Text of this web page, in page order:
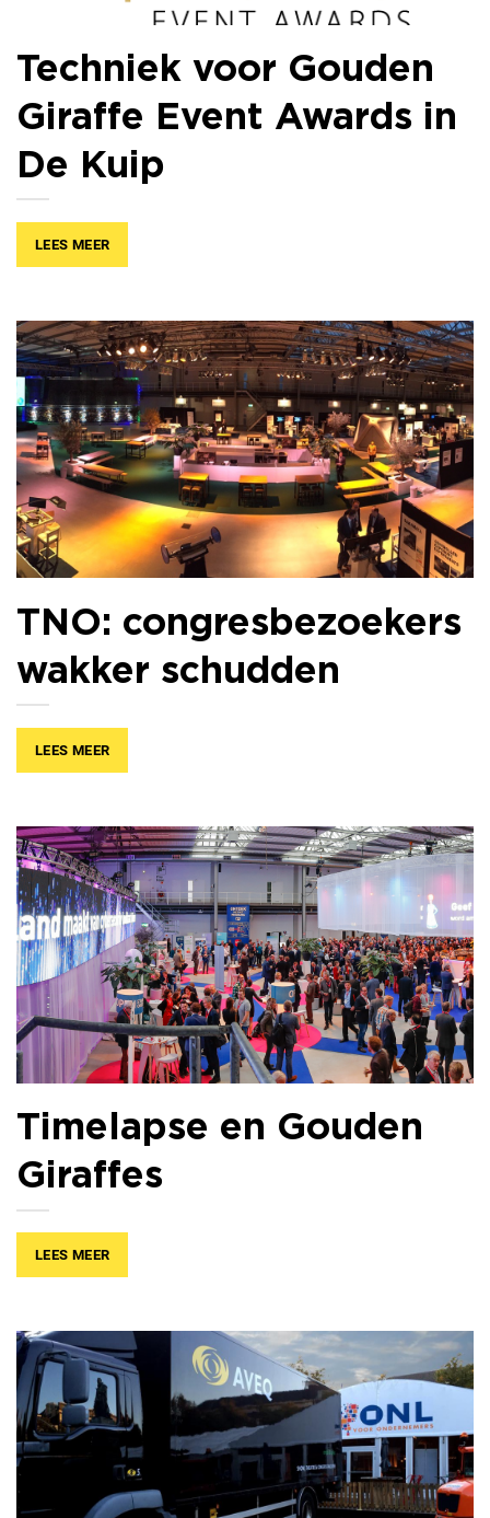
Techniek voor Gouden
Giraffe Event Awards in
De Kuip
LEES MEER
TNO: congresbezoekers
wakker schudden
LEES MEER
Timelapse en Gouden
Giraffes
LEES MEER